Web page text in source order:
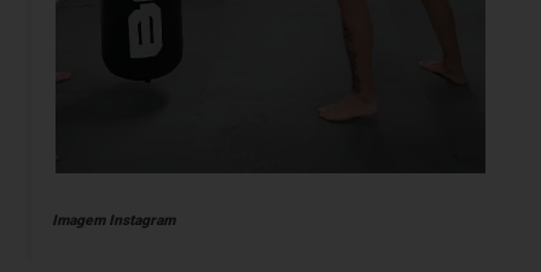
Imagem Instagram